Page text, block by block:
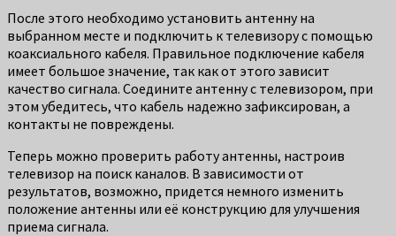
После этого необходимо установить антенну на
выбранном месте и подключить к телевизору с помощью
коаксиального кабеля. Правильное подключение кабеля
имеет большое значение, так как от этого зависит
качество сигнала. Соедините антенну с телевизором, при
этом убедитесь, что кабель надежно зафиксирован, а
контакты не повреждены.
Теперь можно проверить работу антенны, настроив
телевизор на поиск каналов. В зависимости от
результатов, возможно, придется немного изменить
положение антенны или её конструкцию для улучшения
приема сигнала.